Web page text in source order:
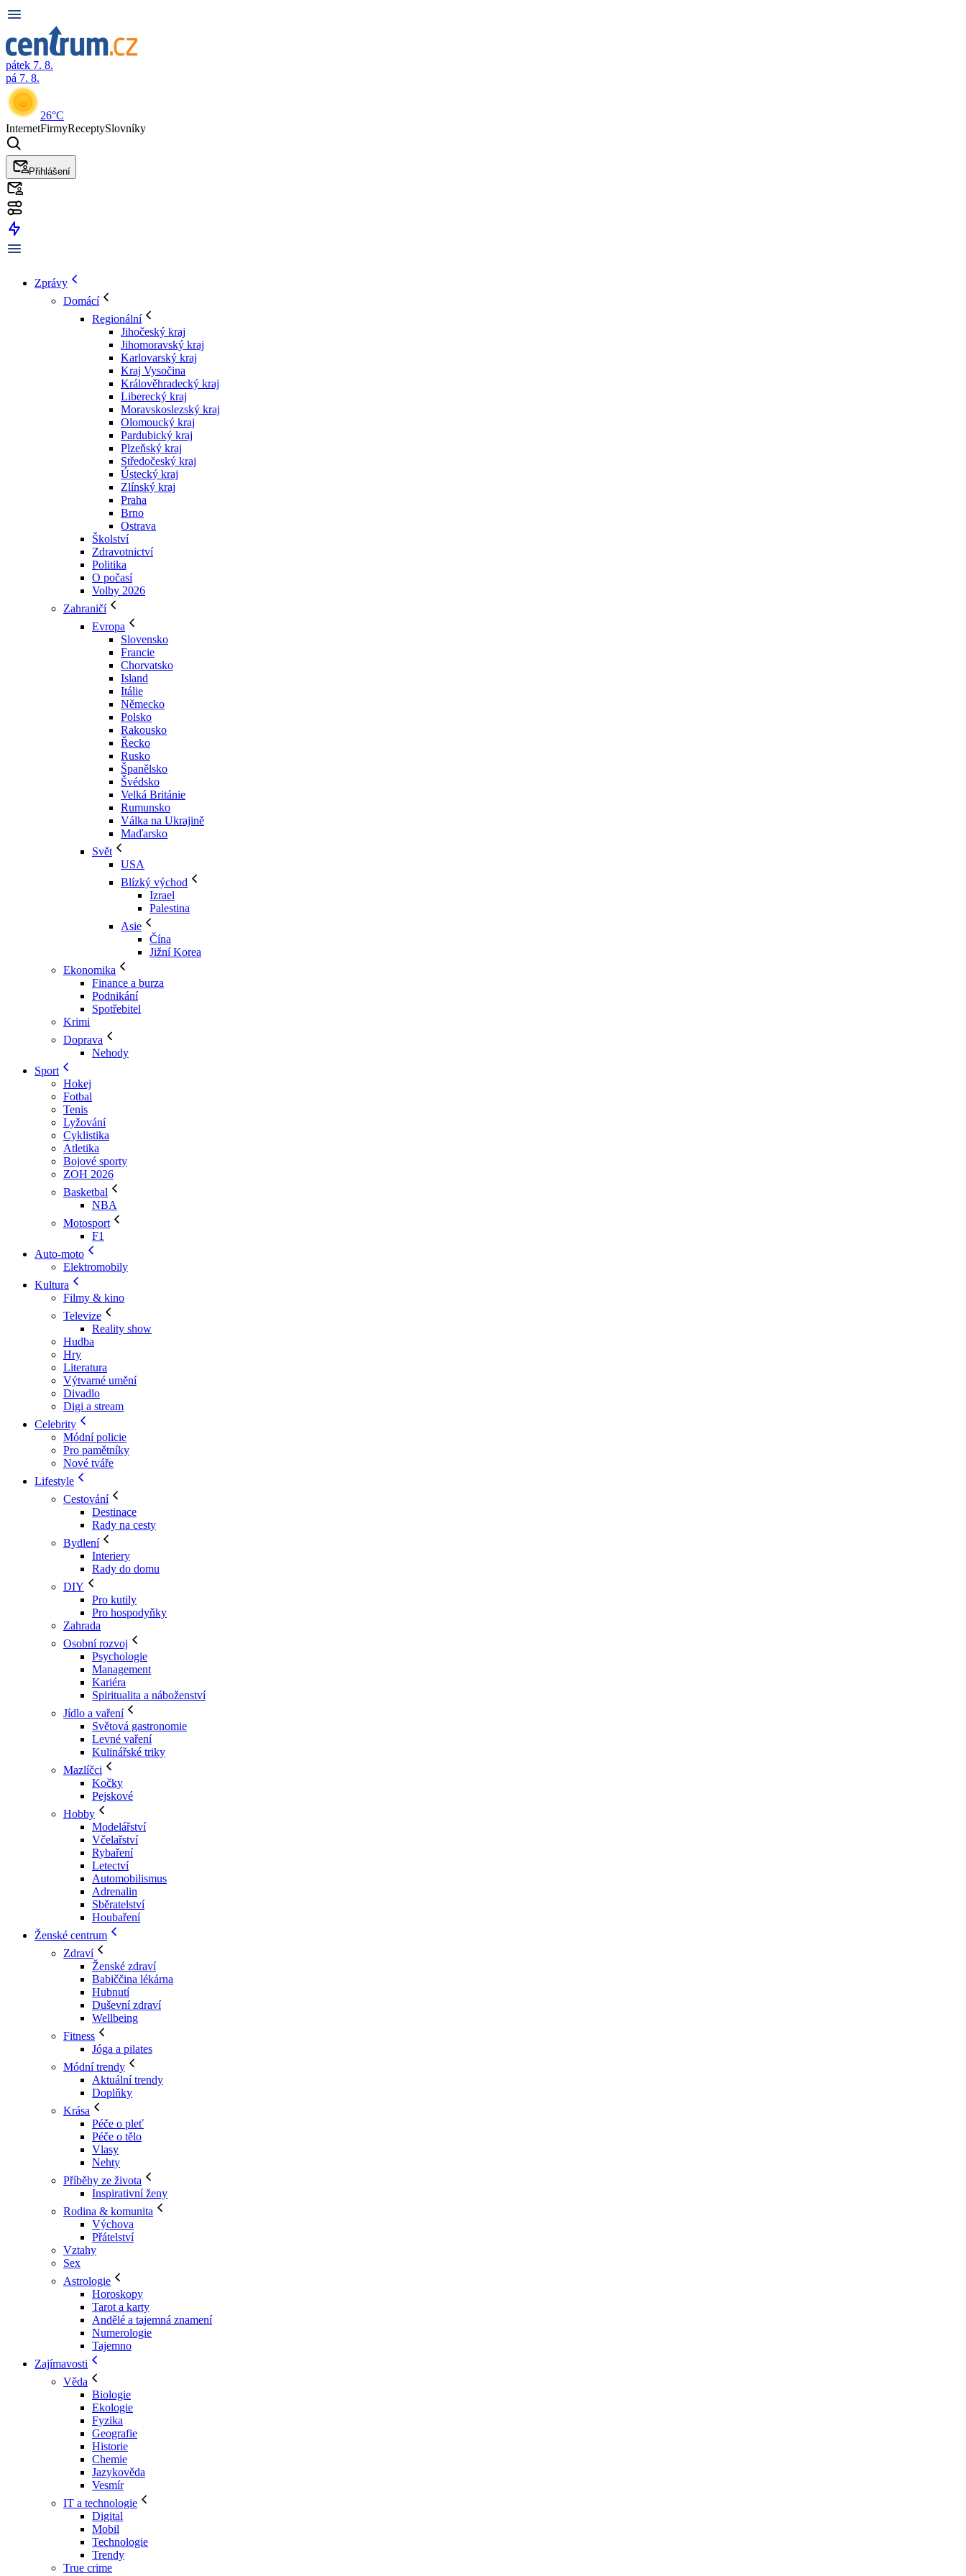
pátek 7. 8.
pá 7. 8.
26°C
InternetFirmyReceptySlovníky
Přihlášení
Zprávy
Domácí
Regionální
Jihočeský kraj
Jihomoravský kraj
Karlovarský kraj
Kraj Vysočina
Králověhradecký kraj
Liberecký kraj
Moravskoslezský kraj
Olomoucký kraj
Pardubický kraj
Plzeňský kraj
Středočeský kraj
Ústecký kraj
Zlínský kraj
Praha
Brno
Ostrava
Školství
Zdravotnictví
Politika
O počasí
Volby 2026
Zahraničí
Evropa
Slovensko
Francie
Chorvatsko
Island
Itálie
Německo
Polsko
Rakousko
Řecko
Rusko
Španělsko
Švédsko
Velká Británie
Rumunsko
Válka na Ukrajině
Maďarsko
Svět
USA
Blízký východ
Izrael
Palestina
Asie
Čína
Jižní Korea
Ekonomika
Finance a burza
Podnikání
Spotřebitel
Krimi
Doprava
Nehody
Sport
Hokej
Fotbal
Tenis
Lyžování
Cyklistika
Atletika
Bojové sporty
ZOH 2026
Basketbal
NBA
Motosport
F1
Auto-moto
Elektromobily
Kultura
Filmy & kino
Televize
Reality show
Hudba
Hry
Literatura
Výtvarné umění
Divadlo
Digi a stream
Celebrity
Módní policie
Pro pamětníky
Nové tváře
Lifestyle
Cestování
Destinace
Rady na cesty
Bydlení
Interiery
Rady do domu
DIY
Pro kutily
Pro hospodyňky
Zahrada
Osobní rozvoj
Psychologie
Management
Kariéra
Spiritualita a náboženství
Jídlo a vaření
Světová gastronomie
Levné vaření
Kulinářské triky
Mazlíčci
Kočky
Pejskové
Hobby
Modelářství
Včelařství
Rybaření
Letectví
Automobilismus
Adrenalin
Sběratelství
Houbaření
Ženské centrum
Zdraví
Ženské zdraví
Babiččina lékárna
Hubnutí
Duševní zdraví
Wellbeing
Fitness
Jóga a pilates
Módní trendy
Aktuální trendy
Doplňky
Krása
Péče o pleť
Péče o tělo
Vlasy
Nehty
Příběhy ze života
Inspirativní ženy
Rodina & komunita
Výchova
Přátelství
Vztahy
Sex
Astrologie
Horoskopy
Tarot a karty
Andělé a tajemná znamení
Numerologie
Tajemno
Zajímavosti
Věda
Biologie
Ekologie
Fyzika
Geografie
Historie
Chemie
Jazykověda
Vesmír
IT a technologie
Digital
Mobil
Technologie
Trendy
True crime